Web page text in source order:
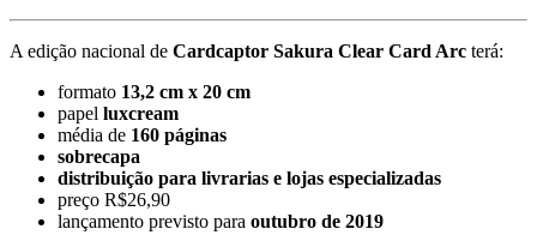
A edição nacional de Cardcaptor Sakura Clear Card Arc terá:
formato 13,2 cm x 20 cm
papel luxcream
média de 160 páginas
sobrecapa
distribuição para livrarias e lojas especializadas
preço R$26,90
lançamento previsto para outubro de 2019